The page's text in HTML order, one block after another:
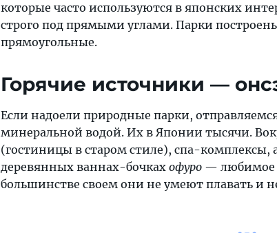
которые часто используются в японских
строго под прямыми углами. Парки
прямоугольные.
Горячие источники —
Если надоели природные парки,
минеральной водой. Их в Японии тысячи.
(гостиницы в старом стиле), спа-комплексы,
деревянных ваннах-бочках офуро — любимое
большинстве своем они не умеют плавать и